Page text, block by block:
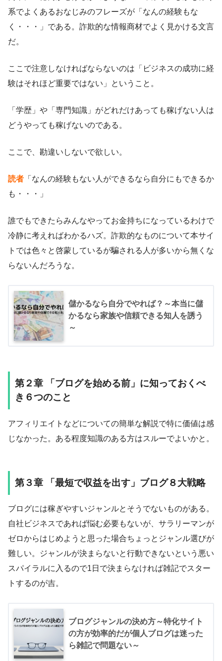
系でよくあるおなじみのフレーズが「なんの経験もな
く・・・」である。詐欺的な情報商材でよく見かける文言
だ。
ここで注意しなければならないのは「ビジネスの成功に経
験はそれほど重要ではない」ということ。
「学歴」や「専門知識」がどれだけあっても稼げない人は
どうやっても稼げないのである。
ここで、勘違いしないで欲しい。
読者 「なんの経験もない人ができるなら自分にもできるか
も・・・」
誰でもできたらみんなやってお金持ちになっているわけで
冷静に考えればわかるハズ。詐欺的なものについて本サイ
トでは色々と啓蒙しているが騙される人が多いから無くな
らないんだろうな。
儲かるなら自分でやれば？～本当に儲
かるなら家族や信頼できる知人を誘う
～
第２章 「ブログを始める前」に知っておくべ
き６つのこと
アフィリエイトなどについての簡単な解説で特に価値は感
じなかった。ある程度知識のある方はスルーでよいかと。
第３章 「最短で収益を出す」ブログ８大戦略
ブログには稼ぎやすいジャンルとそうでないものがある。
自社ビジネスであれば悩む必要もないが、サラリーマンが
ゼロからはじめようと思った場合ちょっとジャンル選びが
難しい。ジャンルが決まらないと行動できないという悪い
スパイラルに入るので1日で決まらなければ雑記でスター
トするのが吉。
ブログジャンルの決め方～特化サイト
の方が効率的だが個人ブログは迷った
ら雑記で問題ない～